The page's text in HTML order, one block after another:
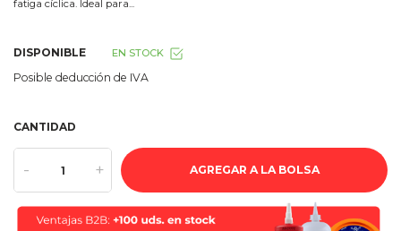
fatiga cíclica. Ideal para...
DISPONIBLE EN STOCK
Posible deducción de IVA
CANTIDAD
- + AGREGAR A LA BOLSA